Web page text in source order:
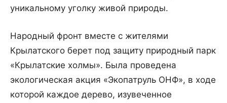
уникальному уголку живой природы.
Народный фронт вместе с жителями
Крылатского берет под защиту природный парк
«Крылатские холмы». Была проведена
экологическая акция «Экопатруль ОНФ», в ходе
которой каждое дерево, изувеченное